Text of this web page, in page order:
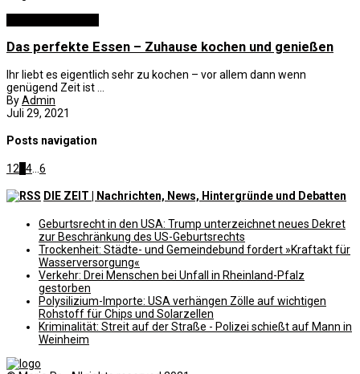
Das perfekte Essen – Zuhause kochen und genießen
Ihr liebt es eigentlich sehr zu kochen – vor allem dann wenn
genügend Zeit ist ...
ByAdmin
Juli 29, 2021
Posts navigation
12 4 6
DIE ZEIT | Nachrichten, News, Hintergründe und Debatten
Geburtsrecht in den USA: Trump unterzeichnet neues Dekret
zur Beschränkung des US-Geburtsrechts
Trockenheit: Städte- und Gemeindebund fordert »Kraftakt für
Wasserversorgung«
Verkehr: Drei Menschen bei Unfall in Rheinland-Pfalz
gestorben
Polysilizium-Importe: USA verhängen Zölle auf wichtigen
Rohstoff für Chips und Solarzellen
Kriminalität: Streit auf der Straße - Polizei schießt auf Mann in
Weinheim